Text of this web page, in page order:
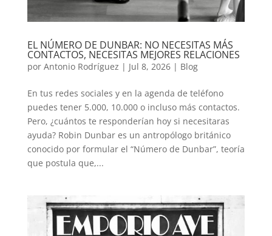
EL NÚMERO DE DUNBAR: NO NECESITAS MÁS
CONTACTOS, NECESITAS MEJORES RELACIONES
por Antonio Rodríguez | Jul 8, 2026| Blog
En tus redes sociales y en la agenda de teléfono
puedes tener 5.000, 10.000 o incluso más contactos.
Pero, ¿cuántos te responderían hoy si necesitaras
ayuda? Robin Dunbar es un antropólogo británico
conocido por formular el “Número de Dunbar”, teoría
que postula que,...